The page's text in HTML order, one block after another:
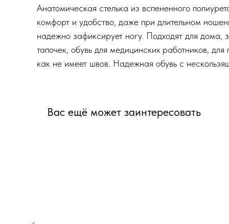
Анатомическая стелька из вспененного
комфорт и удобство, даже при длительном
надежно зафиксирует ногу. Подходят для дома,
тапочек, обувь для медицинских работников,
как не имеет швов. Надежная обувь с
Вас ещё может заинтересовать